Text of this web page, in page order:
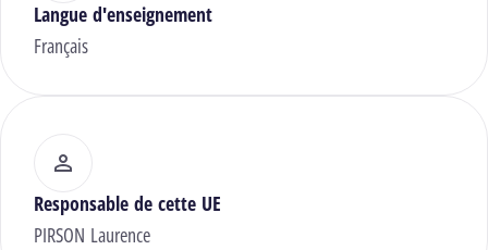
Langue d'enseignement
Français
Responsable de cette UE
PIRSON Laurence